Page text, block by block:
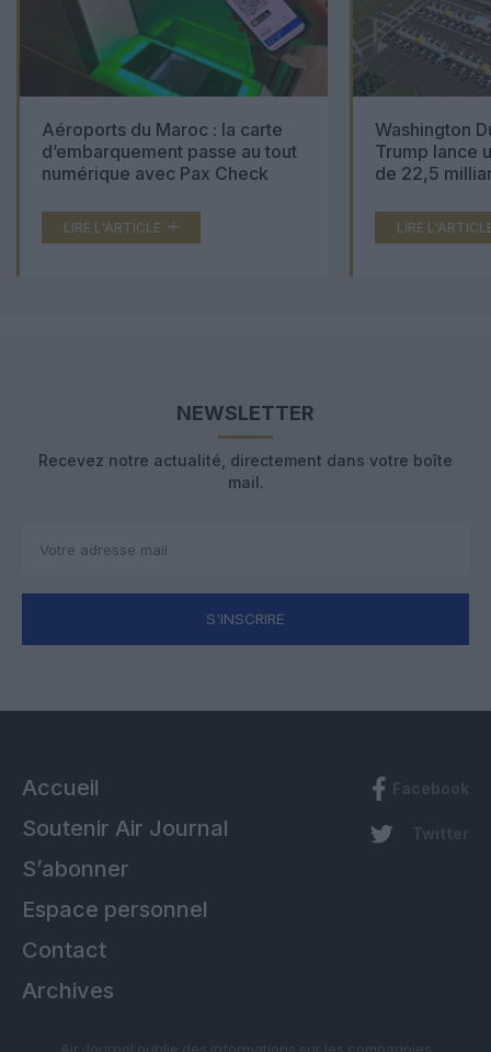
Aéroports du Maroc : la carte
d’embarquement passe au tout
numérique avec Pax Check
LIRE L'ARTICLE
Washington
Trump lance
de 22,5
LIRE
NEWSLETTER
Recevez notre actualité, directement dans votre boîte
mail.
S'INSCRIRE
Accueil
Soutenir Air Journal
S’abonner
Espace personnel
Contact
Archives